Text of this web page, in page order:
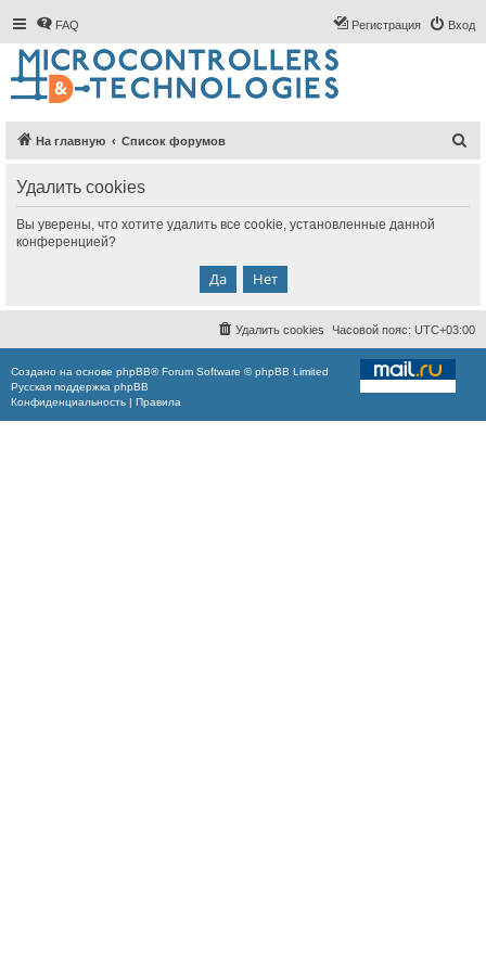
FAQ Вход
Регистрация
На главную Список форумов
Удалить cookies
Вы уверены, что хотите удалить все cookie, установленные данной
конференцией?
Часовой пояс: UTC+03:00
Удалить cookies
Создано на основе phpBB® Forum Software © phpBB Limited
Русская поддержка phpBB
Конфиденциальность | Правила